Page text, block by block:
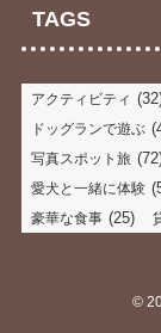
TAGS
アクティビティ
ドッグランで遊ぶ
写真スポット旅
愛犬と一緒に体験
豪華な食事 (25)
©